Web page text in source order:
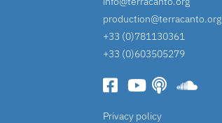
production@terracanto.org
+33 (0)781130361
+33 (0)603505279
Privacy policy